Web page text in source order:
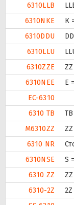
6310LLB
6310NKE
К
6310DDU
6310LLU
6310ZZE
6310NEE
Е
EC-6310
6310 TB
M6310ZZ
6310 NR
6310NSE
S
6310 ZZ
6310-2Z